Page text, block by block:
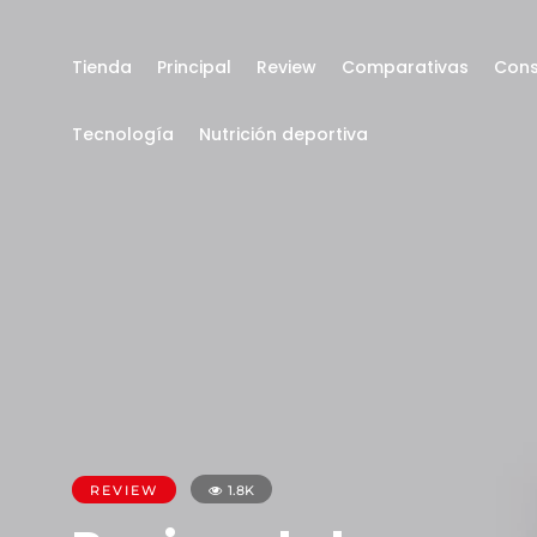
Tienda Principal Review Comparativas
Tecnología Nutrición deportiva
REVIEW 1.8K